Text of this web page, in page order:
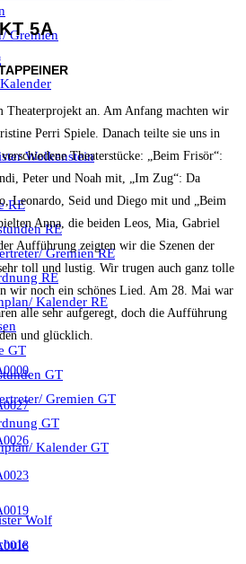
Gremien
Wolkenstein
RE
RE
Gremien RE
RE
Kalender RE
GT
GT
Gremien GT
GT
Kalender GT
Wolf
5A
an. Am Anfang machten wir
Perri Spiele. Danach teilte sie uns in
Theaterstücke: „Beim Frisör“:
Peter und Noah mit, „Im Zug“: Da
Leonardo, Seid und Diego mit und „Beim
Anna, die beiden Leos, Mia, Gabriel
Aufführung zeigten wir die Szenen der
toll und lustig. Wir trugen auch ganz tolle
wir noch ein schönes Lied. Am 28. Mai war
alle sehr aufgeregt, doch die Aufführung
und glücklich.